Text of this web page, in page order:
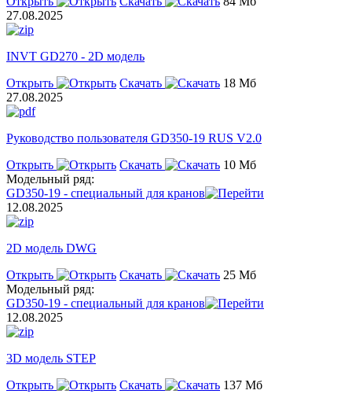
27.08.2025
INVT GD270 - 2D модель
Открыть
Скачать
18 Мб
27.08.2025
Руководство пользователя GD350-19 RUS V2.0
Открыть
Скачать
10 Мб
Модельный ряд:
GD350-19 - специальный для кранов
12.08.2025
2D модель DWG
Открыть
Скачать
25 Мб
Модельный ряд:
GD350-19 - специальный для кранов
12.08.2025
3D модель STEP
Открыть
Скачать
137 Мб